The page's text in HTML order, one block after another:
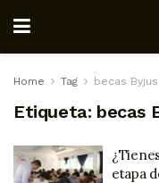
Home Tag becas
Etiqueta: becas
etapa